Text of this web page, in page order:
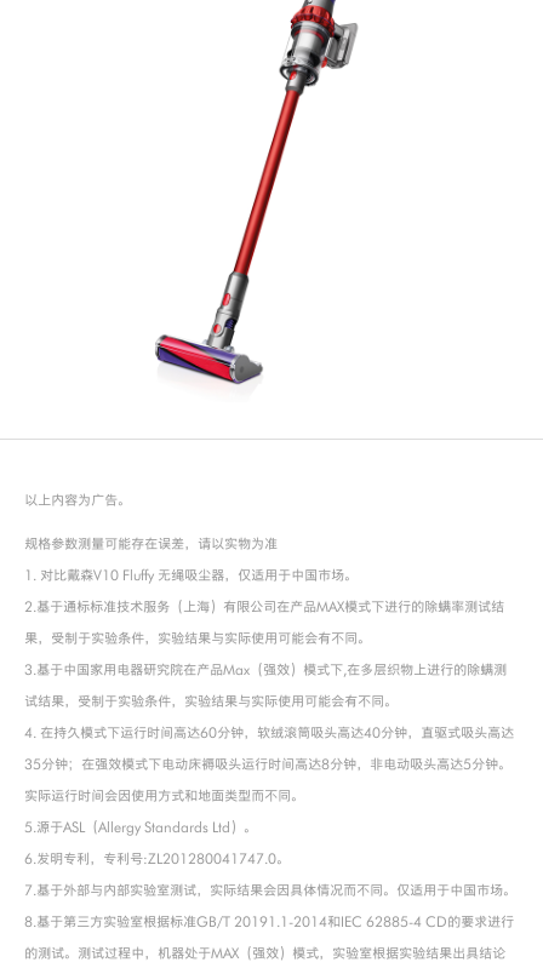
以上内容为广告。
规格参数测量可能存在误差，请以实物为准
1. 对比戴森V10 Fluffy 无绳吸尘器，仅适用于中国市场。
2.基于通标标准技术服务（上海）有限公司在产品MAX模式下进行的除螨率测试结
果，受制于实验条件，实验结果与实际使用可能会有不同。
3.基于中国家用电器研究院在产品Max（强效）模式下,在多层织物上进行的除螨测
试结果，受制于实验条件，实验结果与实际使用可能会有不同。
4. 在持久模式下运行时间高达60分钟，软绒滚筒吸头高达40分钟，直驱式吸头高达
35分钟；在强效模式下电动床褥吸头运行时间高达8分钟，非电动吸头高达5分钟。
实际运行时间会因使用方式和地面类型而不同。
5.源于ASL（Allergy Standards Ltd）。
6.发明专利，专利号:ZL201280041747.0。
7.基于外部与内部实验室测试，实际结果会因具体情况而不同。仅适用于中国市场。
8.基于第三方实验室根据标准GB/T 20191.1-2014和IEC 62885-4 CD的要求进行
的测试。测试过程中，机器处于MAX（强效）模式，实验室根据实验结果出具结论